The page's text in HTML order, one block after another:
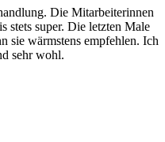
Die Mitarbeiterinnen
stets super. Die letzten Male
sie wärmstens empfehlen. Ich
sehr wohl.